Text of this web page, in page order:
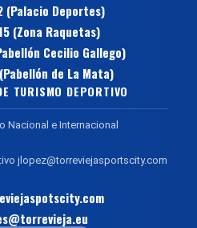
(Palacio Deportes)
(Zona Raquetas)
Cecilio Gallego)
de La Mata)
TURISMO DEPORTIVO
Nacional e Internacional
jlopez@torreviejasportscity.com